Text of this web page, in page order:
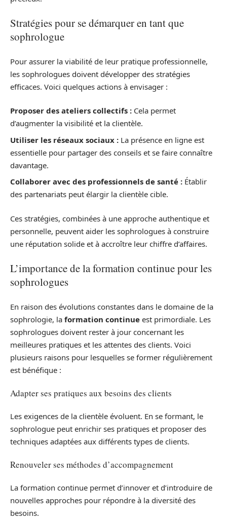
Stratégies pour se démarquer en tant que
sophrologue
Pour assurer la viabilité de leur pratique professionnelle,
les sophrologues doivent développer des stratégies
efficaces. Voici quelques actions à envisager :
Proposer des ateliers collectifs : Cela permet
d’augmenter la visibilité et la clientèle.
Utiliser les réseaux sociaux : La présence en ligne est
essentielle pour partager des conseils et se faire connaître
davantage.
Collaborer avec des professionnels de santé : Établir
des partenariats peut élargir la clientèle cible.
Ces stratégies, combinées à une approche authentique et
personnelle, peuvent aider les sophrologues à construire
une réputation solide et à accroître leur chiffre d’affaires.
L’importance de la formation continue pour les
sophrologues
En raison des évolutions constantes dans le domaine de la
sophrologie, la formation continue est primordiale. Les
sophrologues doivent rester à jour concernant les
meilleures pratiques et les attentes des clients. Voici
plusieurs raisons pour lesquelles se former régulièrement
est bénéfique :
Adapter ses pratiques aux besoins des clients
Les exigences de la clientèle évoluent. En se formant, le
sophrologue peut enrichir ses pratiques et proposer des
techniques adaptées aux différents types de clients.
Renouveler ses méthodes d’accompagnement
La formation continue permet d’innover et d’introduire de
nouvelles approches pour répondre à la diversité des
besoins.